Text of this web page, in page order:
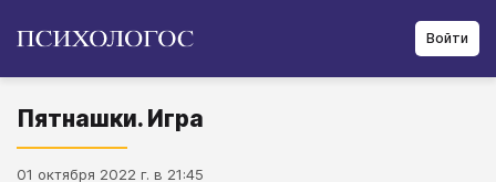
Войти
Пятнашки. Игра
01 октября 2022 г. в 21:45